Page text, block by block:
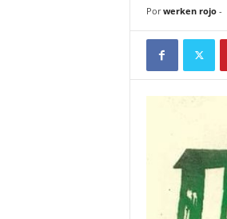
Por werken rojo-